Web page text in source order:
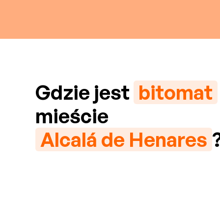
Gdzie jest bitomat
mieście
Alcalá de Henares